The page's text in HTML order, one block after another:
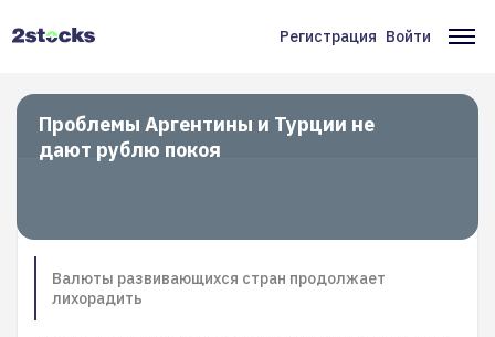
Меню
учётной
записи
Регистрация Войти
Проблемы Аргентины и Турции не
дают рублю покоя
Валюты развивающихся стран продолжает
лихорадить